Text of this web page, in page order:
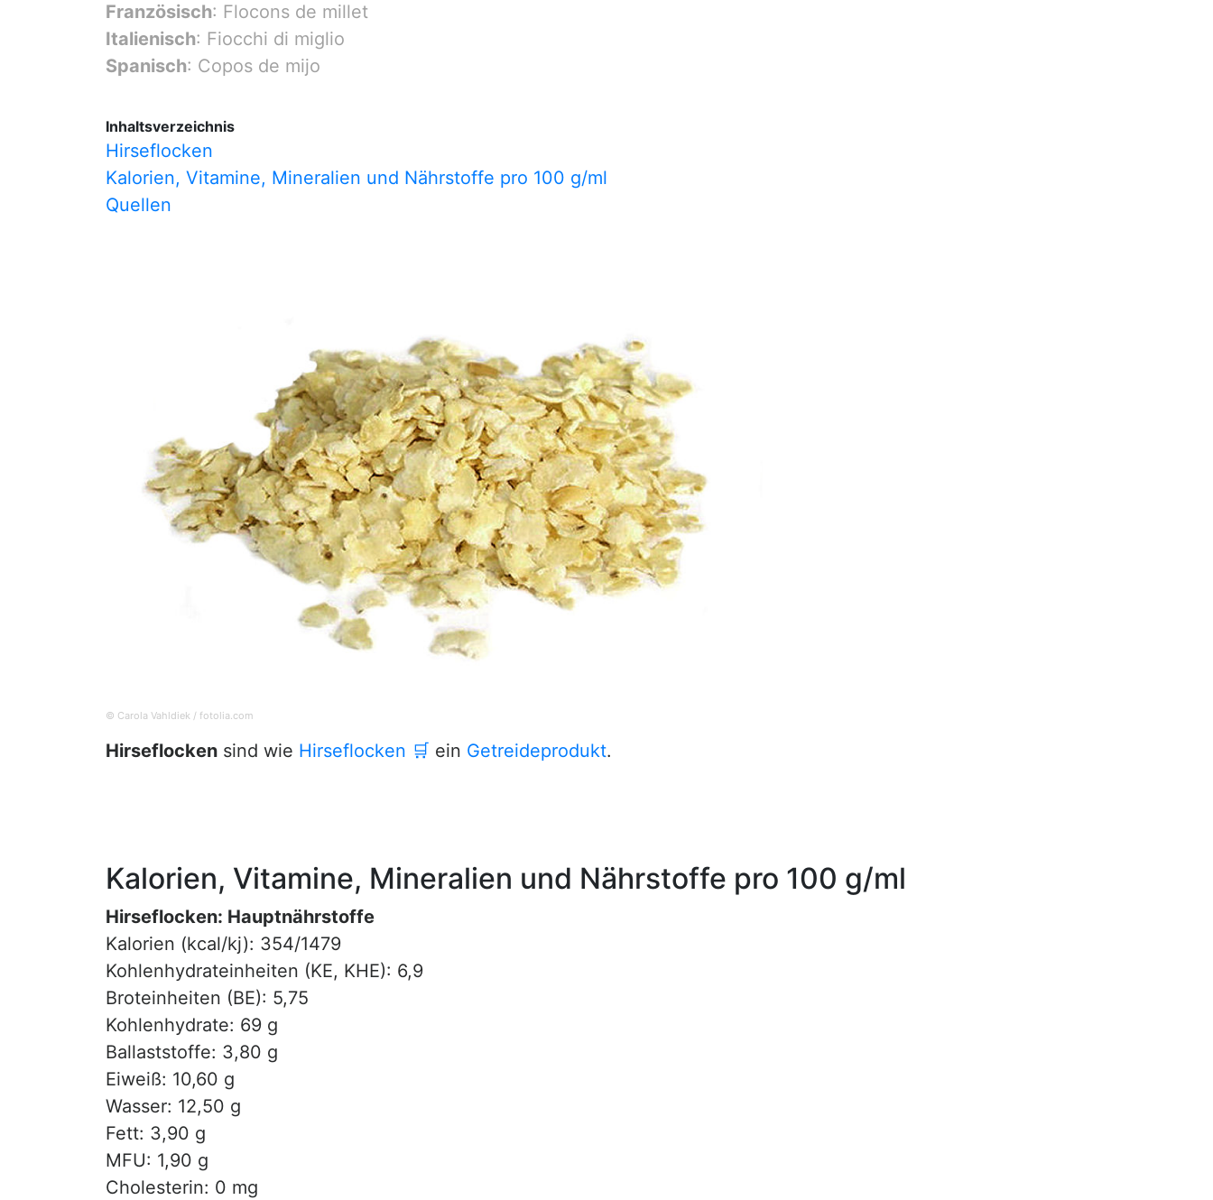
Französisch: Flocons de millet
Italienisch: Fiocchi di miglio
Spanisch: Copos de mijo
Inhaltsverzeichnis
Hirseflocken
Kalorien, Vitamine, Mineralien und Nährstoffe pro 100 g/ml
Quellen
© Carola Vahldiek / fotolia.com
Hirseflocken sind wie Hirseflocken 🛒 ein Getreideprodukt.
Kalorien, Vitamine, Mineralien und Nährstoffe pro 100 g/ml
Hirseflocken: Hauptnährstoffe
Kalorien (kcal/kj): 354/1479
Kohlenhydrateinheiten (KE, KHE): 6,9
Broteinheiten (BE): 5,75
Kohlenhydrate: 69 g
Ballaststoffe: 3,80 g
Eiweiß: 10,60 g
Wasser: 12,50 g
Fett: 3,90 g
MFU: 1,90 g
Cholesterin: 0 mg